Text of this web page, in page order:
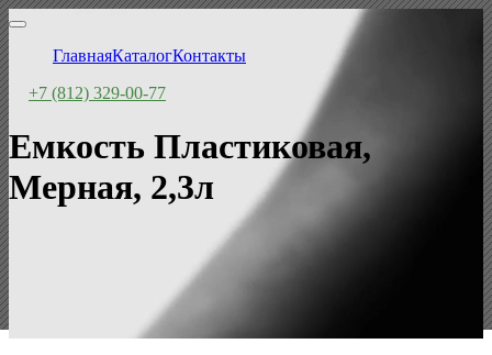
ГлавнаяКаталогКонтакты
+7 (812) 329-00-77
Емкость Пластиковая,
Мерная, 2,3л